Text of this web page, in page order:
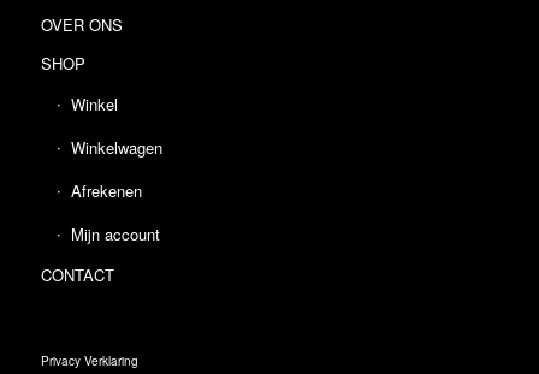
OVER ONS
SHOP
Winkel
Winkelwagen
Afrekenen
Mijn account
CONTACT
Privacy Verklaring